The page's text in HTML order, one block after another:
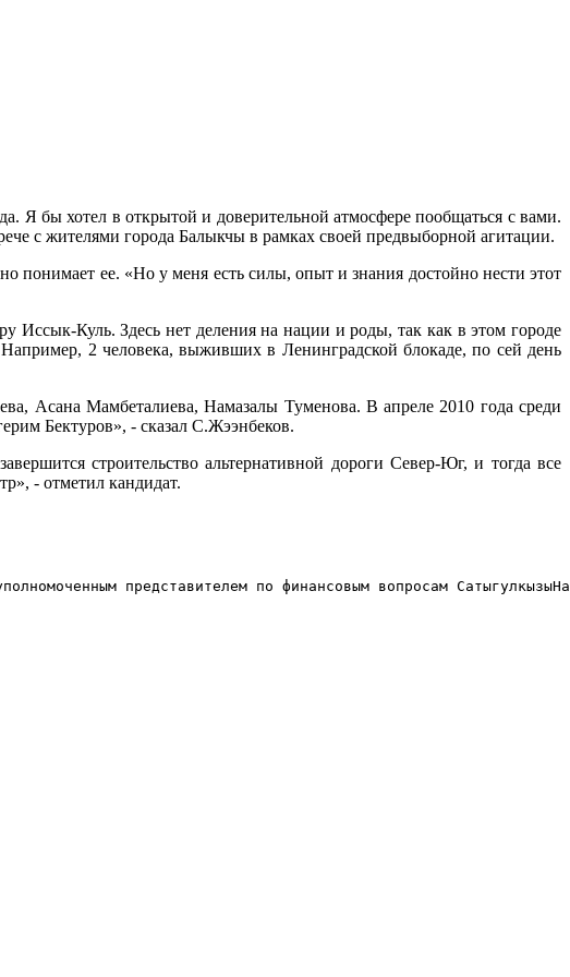
Я бы хотел в открытой и доверительной атмосфере пообщаться с вами.
с жителями города Балыкчы в рамках своей предвыборной агитации.
понимает ее. «Но у меня есть силы, опыт и знания достойно нести этот
Иссык-Куль. Здесь нет деления на нации и роды, так как в этом городе
2 человека, выживших в Ленинградской блокаде, по сей день
Асана Мамбеталиева, Намазалы Туменова. В апреле 2010 года среди
Бектуров», - сказал С.Жээнбеков.
строительство альтернативной дороги Север-Юг, и тогда все
- отметил кандидат.
представителем по финансовым вопросам